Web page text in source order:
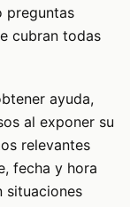
preguntas
cubran todas
ayuda,
al exponer su
relevantes
fecha y hora
situaciones